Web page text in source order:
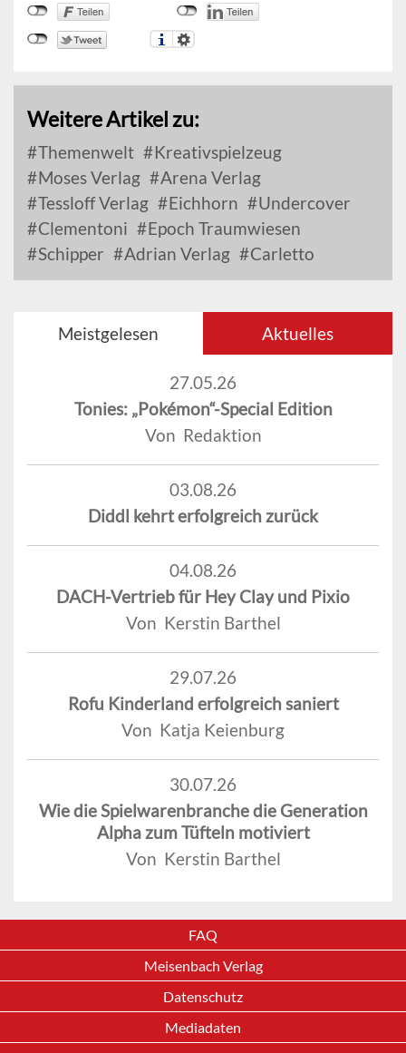
Weitere Artikel zu:
Themenwelt
Kreativspielzeug
Moses Verlag
Arena Verlag
Tessloff Verlag
Eichhorn
Undercover
Clementoni
Epoch Traumwiesen
Schipper
Adrian Verlag Carletto
Meistgelesen Aktuelles
27.05.26
Tonies: „Pokémon“-Special Edition
Von Redaktion
03.08.26
Diddl kehrt erfolgreich zurück
04.08.26
DACH-Vertrieb für Hey Clay und Pixio
Von Kerstin Barthel
29.07.26
Rofu Kinderland erfolgreich saniert
Von Katja Keienburg
30.07.26
Wie die Spielwarenbranche die Generation
Alpha zum Tüfteln motiviert
Von Kerstin Barthel
FAQ
Meisenbach Verlag
Datenschutz
Mediadaten